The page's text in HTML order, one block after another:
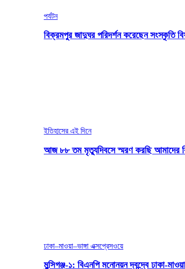
পর্যটন
বিক্রমপুর জাদুঘর পরিদর্শন করেছেন সংস্কৃতি
ইতিহাসের এই দিনে
আজ ৮৮ তম মৃত্যুদিবসে স্মরণ করছি আমাদের
ঢাকা–মাওয়া–ভাঙ্গা এক্সপ্রেসওয়ে
মুন্সিগঞ্জ-১: বিএনপি মনোনয়ন দ্বন্দ্বে ঢাকা-